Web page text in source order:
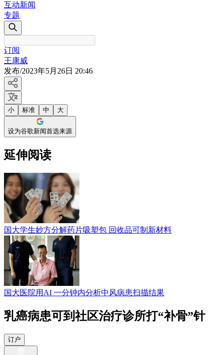
互动新闻
专题
订阅
王康威
发布/2023年5月26日 20:46
小 标准 中 大
设为谷歌新闻首选来源
延伸阅读
国大学生妙方分解药片吸塑包 回收品可制新材料
国大医院用AI 一分钟内分析中风病患扫描结果
乳癌病患可到社区治疗诊所打“补骨”针
订户